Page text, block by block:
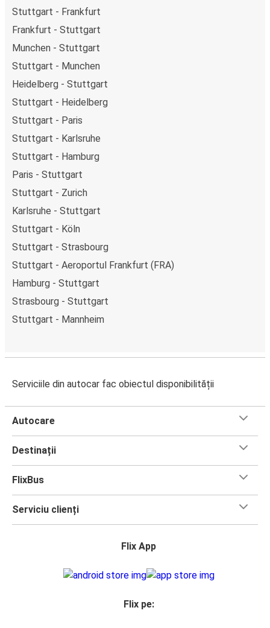
Stuttgart - Frankfurt
Frankfurt - Stuttgart
Munchen - Stuttgart
Stuttgart - Munchen
Heidelberg - Stuttgart
Stuttgart - Heidelberg
Stuttgart - Paris
Stuttgart - Karlsruhe
Stuttgart - Hamburg
Paris - Stuttgart
Stuttgart - Zurich
Karlsruhe - Stuttgart
Stuttgart - Köln
Stuttgart - Strasbourg
Stuttgart - Aeroportul Frankfurt (FRA)
Hamburg - Stuttgart
Strasbourg - Stuttgart
Stuttgart - Mannheim
Serviciile din autocar fac obiectul disponibilității
Autocare
Destinații
FlixBus
Serviciu clienți
Flix App
Flix pe: